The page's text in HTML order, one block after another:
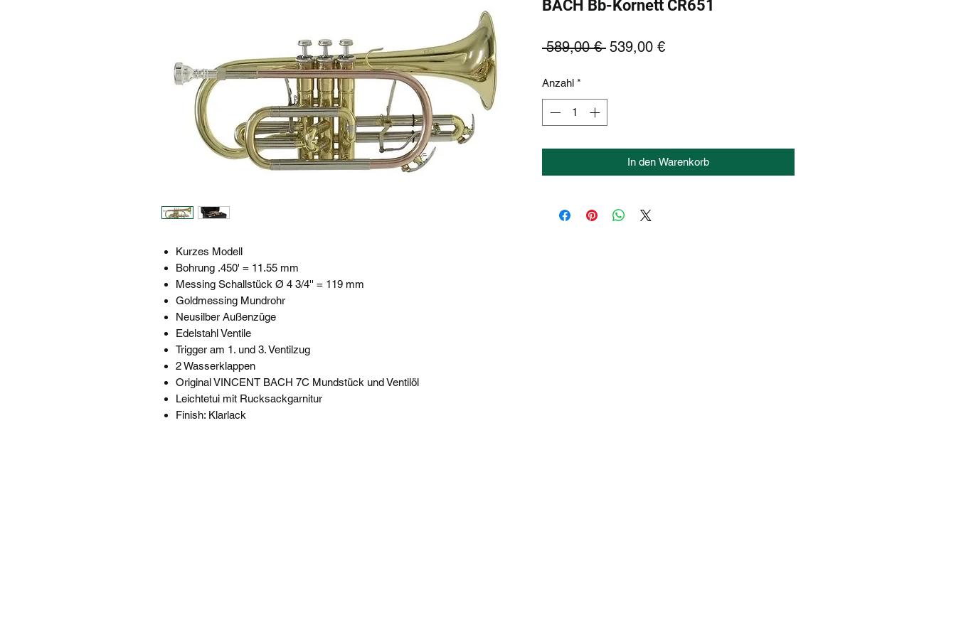
Kurzes Modell
Bohrung .450' = 11.55 mm
Messing Schallstück Ø 4 3/4'' = 119 mm
Goldmessing Mundrohr
Neusilber Außenzüge
Edelstahl Ventile
Trigger am 1. und 3. Ventilzug
2 Wasserklappen
Original VINCENT BACH 7C Mundstück und Ventilöl
Leichtetui mit Rucksackgarnitur
Finish: Klarlack
BACH Bb-Kornett CR651
589,00 € Standardpreis
539,00 €Sale-
Anzahl *
In den Warenkorb